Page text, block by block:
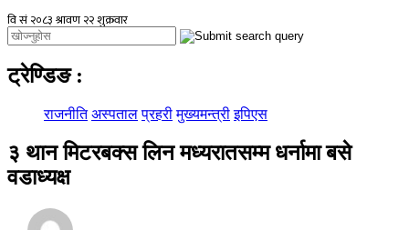
ट्रेण्डिङ :
राजनीति अस्पताल प्रहरी मुख्यमन्त्री इपिएस
३ थान मिटरबक्स लिन मध्यरातसम्म धर्नामा बसे
वडाध्यक्ष